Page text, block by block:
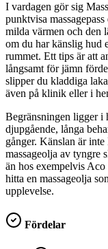
I vardagen gör sig
punktvisa
milda värmen och den
om du har känslig hud
rummet. Ett tips är att
långsamt för jämn
slipper du kladdiga
även på klinik eller i
Begränsningen ligger i
djupgående, långa
gånger. Känslan är
massageolja av tyngre
än hos exempelvis
hitta en massageolja
upplevelse.
Fördelar